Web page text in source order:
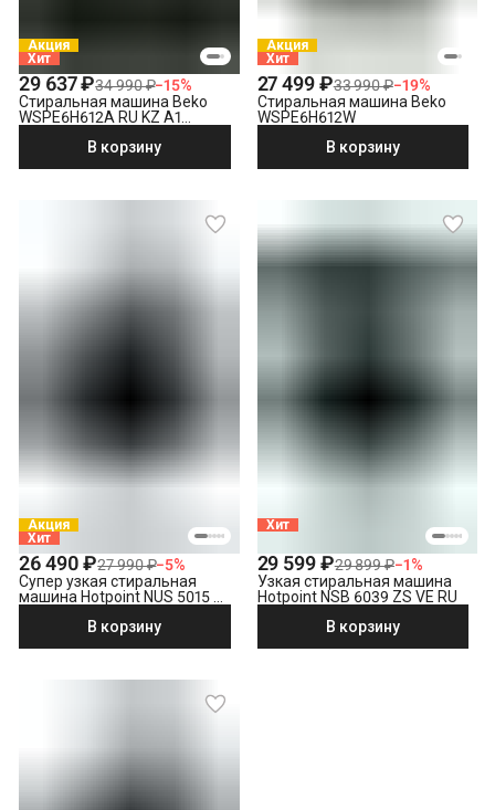
Демонтаж отдельностоящей стиральной машины
Утилизация техники
Акция
Хит
29 637 ₽34 990 ₽−15%
Стиральная машина Beko
WSPE6H612A RU KZ A1
В корзину
Акция
Хит
27 499 ₽33 990 ₽−19%
Стиральная машина Beko
WSPE6H612W
В корзину
Акция
Хит
26 490 ₽27 990 ₽−5%
Супер узкая стиральная
машина Hotpoint NUS 5015 S
В корзину
Хит
29 599 ₽29 899 ₽−1%
Узкая стиральная машина
Hotpoint NSB 6039 ZS VE RU
В корзину